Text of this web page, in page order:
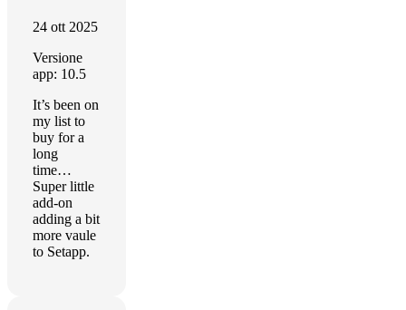
24 ott 2025
Versione
app: 10.5
It’s been on
my list to
buy for a
long
time…
Super little
add-on
adding a bit
more vaule
to Setapp.